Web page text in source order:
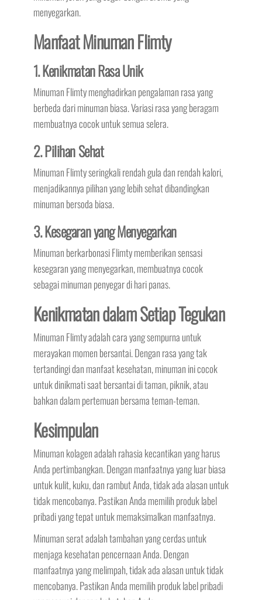
menyegarkan.
Manfaat Minuman Flimty
1. Kenikmatan Rasa Unik
Minuman Flimty menghadirkan pengalaman rasa yang
berbeda dari minuman biasa. Variasi rasa yang beragam
membuatnya cocok untuk semua selera.
2. Pilihan Sehat
Minuman Flimty seringkali rendah gula dan rendah kalori,
menjadikannya pilihan yang lebih sehat dibandingkan
minuman bersoda biasa.
3. Kesegaran yang Menyegarkan
Minuman berkarbonasi Flimty memberikan sensasi
kesegaran yang menyegarkan, membuatnya cocok
sebagai minuman penyegar di hari panas.
Kenikmatan dalam Setiap Tegukan
Minuman Flimty adalah cara yang sempurna untuk
merayakan momen bersantai. Dengan rasa yang tak
tertandingi dan manfaat kesehatan, minuman ini cocok
untuk dinikmati saat bersantai di taman, piknik, atau
bahkan dalam pertemuan bersama teman-teman.
Kesimpulan
Minuman kolagen adalah rahasia kecantikan yang harus
Anda pertimbangkan. Dengan manfaatnya yang luar biasa
untuk kulit, kuku, dan rambut Anda, tidak ada alasan untuk
tidak mencobanya. Pastikan Anda memilih produk label
pribadi yang tepat untuk memaksimalkan manfaatnya.
Minuman serat adalah tambahan yang cerdas untuk
menjaga kesehatan pencernaan Anda. Dengan
manfaatnya yang melimpah, tidak ada alasan untuk tidak
mencobanya. Pastikan Anda memilih produk label pribadi